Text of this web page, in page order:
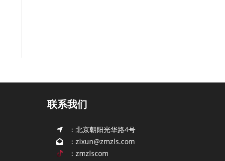
联系我们
：北京朝阳光华路4号
：zixun@zmzls.com
：zmzlscom